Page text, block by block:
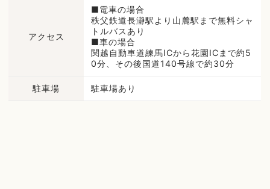
アクセス
■電車の場合
秩父鉄道長瀞駅より山麓駅まで無料シャ
トルバスあり
■車の場合
関越自動車道練馬ICから花園ICまで約5
0分、その後国道140号線で約30分
駐車場 駐車場あり